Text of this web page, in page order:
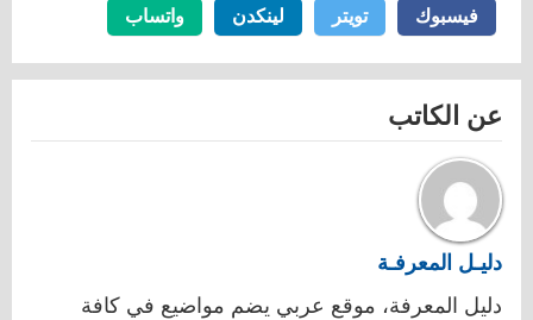
فيسبوك فيسبوكتويتر لينكدن لينكدنواتساب
عن الكاتب
دليـل المعرفـة
دليل المعرفة، موقع عربي يضم مواضيع في كافة